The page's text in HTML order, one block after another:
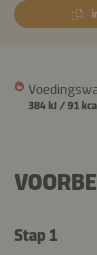
384 kJ /91
Stap 1